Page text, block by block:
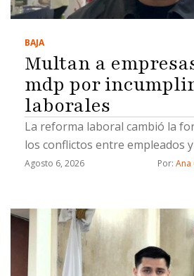
BAJA
Multan a
mdp por
laborales
La reforma laboral cambió la
los conflictos entre empleados
Agosto 6, 2026 Por: Ana